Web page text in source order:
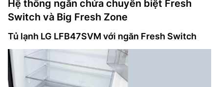
Hệ thống ngăn chứa chuyên biệt Fresh
Switch và Big Fresh Zone
Tủ lạnh LG LFB47SVM với ngăn Fresh Switch